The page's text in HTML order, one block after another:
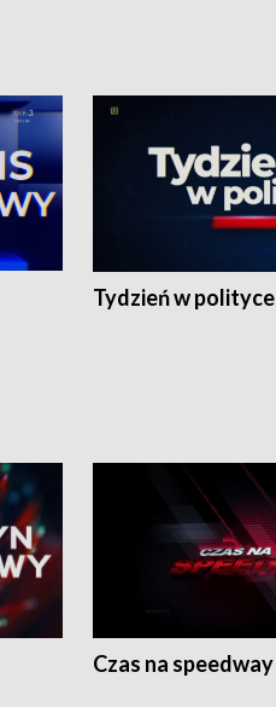
Tydzień w polityce
Czas na speedway